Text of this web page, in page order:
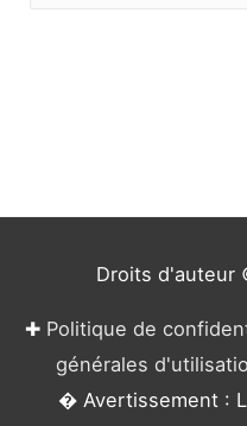
Droits d'auteur
✚ Politique de
générales
� Avertissement :